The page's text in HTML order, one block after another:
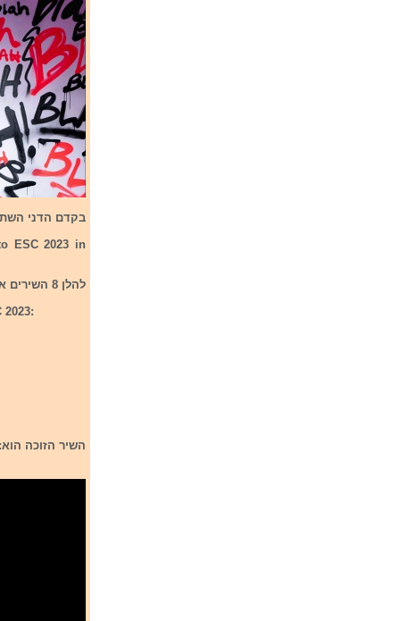
בקדם הדני
ESC 2023 in
להלן 8 השירים אשר השתתפו בקדם הדני לתחרות אירוויזיון 2023:
השיר הזוכה הוא:Reiley - Breaking My Heart